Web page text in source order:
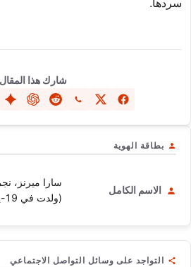
سردها.
شارك هذا المقال
بطاقة الهوية
الاسم الكامل
سارا ميرنز،
(ولدت في 19-يناير-1986)
التواجد على وسائل التواصل الاجتماعي